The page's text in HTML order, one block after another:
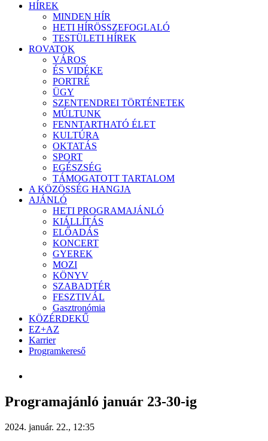
HÍREK
MINDEN HÍR
HETI HÍRÖSSZEFOGLALÓ
TESTÜLETI HÍREK
ROVATOK
VÁROS
ÉS VIDÉKE
PORTRÉ
ÜGY
SZENTENDREI TÖRTÉNETEK
MÚLTUNK
FENNTARTHATÓ ÉLET
KULTÚRA
OKTATÁS
SPORT
EGÉSZSÉG
TÁMOGATOTT TARTALOM
A KÖZÖSSÉG HANGJA
AJÁNLÓ
HETI PROGRAMAJÁNLÓ
KIÁLLÍTÁS
ELŐADÁS
KONCERT
GYEREK
MOZI
KÖNYV
SZABADTÉR
FESZTIVÁL
Gasztronómia
KÖZÉRDEKŰ
EZ+AZ
Karrier
Programkereső
Programajánló január 23-30-ig
2024. január. 22., 12:35